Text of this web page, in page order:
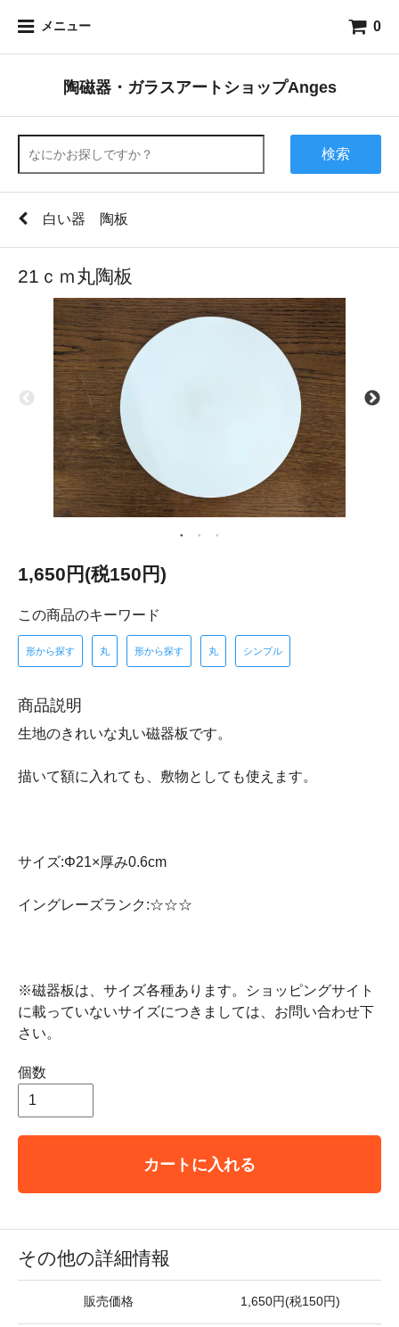
メニュー 0
陶磁器・ガラスアートショップAnges
検索
白い器 陶板
21ｃｍ丸陶板
1,650円(税150円)
この商品のキーワード
形から探す 丸 形から探す 丸 シンプル
商品説明
生地のきれいな丸い磁器板です。
描いて額に入れても、敷物としても使えます。
サイズ:Φ21×厚み0.6cm
イングレーズランク:☆☆☆
※磁器板は、サイズ各種あります。ショッピングサイト
に載っていないサイズにつきましては、お問い合わせ下
さい。
個数
カートに入れる
その他の詳細情報
販売価格 1,650円(税150円)